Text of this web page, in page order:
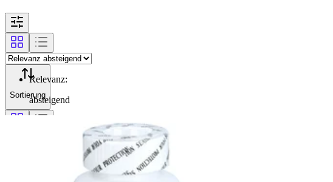
Sortierung
Relevanz:
absteigend